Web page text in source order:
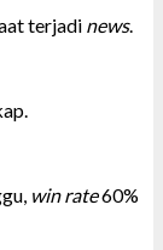
terjadi news.
win rate60%